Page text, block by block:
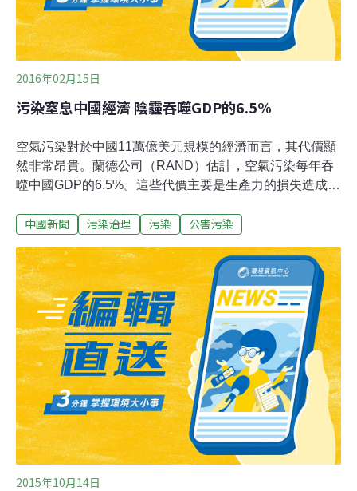
2016年02月15日
污染窒息中國經濟 陰霾吞噬GDP的6.5%
空氣污染對於中國11萬億美元規模的經濟而言，其代價顯
然非常昂貴。蘭德公司（RAND）估計，空氣污染每年吞
噬中國GDP的6.5%。這些代價主要是生產力的損失造成，
陰霾。華府智庫外交委員會亞洲研究主任伊麗莎白•伊科諾
太早。但是北京領導人的意願是切切實實的，幾十年來第
一次作出解決污染的承諾。但她估計，三到五年內不會看
到明顯的結果。霍夫說，中國的莊稼也遭到破壞。中國有
20%的土壤被污染。中國最大的大米種植省份湖南，其土
壤被來自工廠的重金屬污染。這種污染已經進入中國的食
品供應鏈。
中國新聞 污染治理 污染 公害污染
2015年10月14日